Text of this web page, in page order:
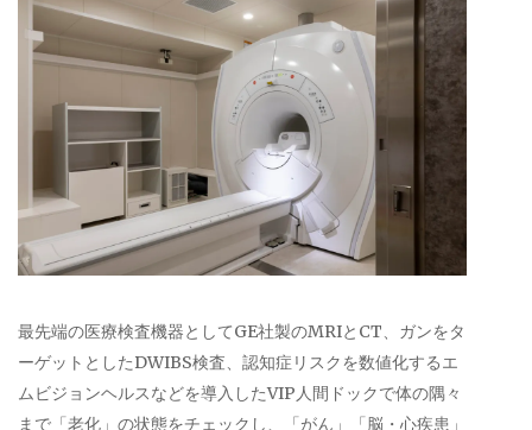
最先端の医療検査機器としてGE社製のMRIとCT、ガンをタ
ーゲットとしたDWIBS検査、認知症リスクを数値化するエ
ムビジョンヘルスなどを導入したVIP人間ドックで体の隅々
まで「老化」の状態をチェックし、「がん」「脳・心疾患」